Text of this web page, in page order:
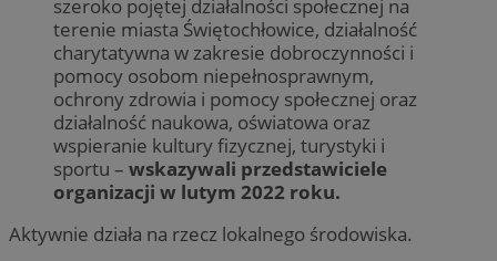
szeroko pojętej działalności społecznej na
terenie miasta Świętochłowice, działalność
charytatywna w zakresie dobroczynności i
pomocy osobom niepełnosprawnym,
ochrony zdrowia i pomocy społecznej oraz
działalność naukowa, oświatowa oraz
wspieranie kultury fizycznej, turystyki i
sportu – wskazywali przedstawiciele
organizacji w lutym 2022 roku.
Aktywnie działa na rzecz lokalnego środowiska.